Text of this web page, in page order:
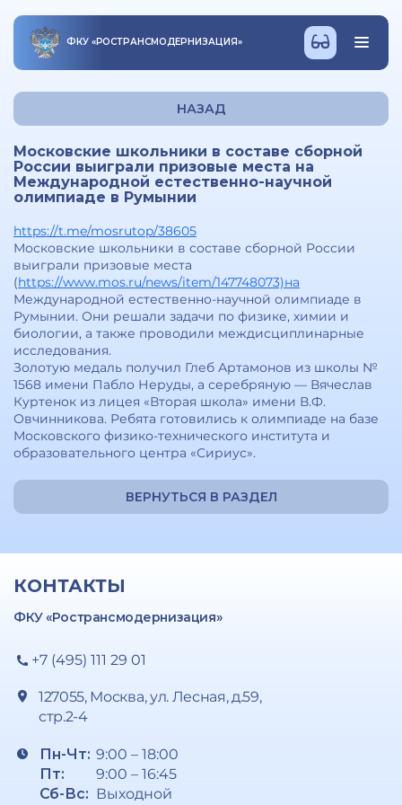
ФКУ «РОСТРАНСМОДЕРНИЗАЦИЯ»
НАЗАД
Московские школьники в составе сборной
России выиграли призовые места на
Международной естественно-научной
олимпиаде в Румынии
https://t.me/mosrutop/38605
Московские школьники в составе сборной России
выиграли призовые места
(https://www.mos.ru/news/item/147748073)на
Международной естественно-научной олимпиаде в
Румынии. Они решали задачи по физике, химии и
биологии, а также проводили междисциплинарные
исследования.
Золотую медаль получил Глеб Артамонов из школы №
1568 имени Пабло Неруды, а серебряную — Вячеслав
Куртенок из лицея «Вторая школа» имени В.Ф.
Овчинникова. Ребята готовились к олимпиаде на базе
Московского физико-технического института и
образовательного центра «Сириус».
ВЕРНУТЬСЯ В РАЗДЕЛ
КОНТАКТЫ
ФКУ «Ространсмодернизация»
+7 (495) 111 29 01
127055, Москва, ул. Лесная, д.59,
стр.2-4
Пн-Чт:
Пт:
Сб-Вс:
9:00 – 18:00
9:00 – 16:45
Выходной